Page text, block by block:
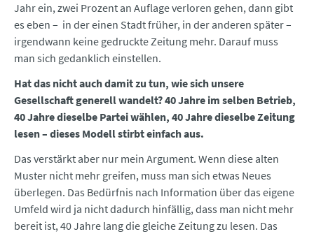
Jahr ein, zwei Prozent an Auflage verloren gehen, dann gibt
es eben – in der einen Stadt früher, in der anderen später –
irgendwann keine gedruckte Zeitung mehr. Darauf muss
man sich gedanklich einstellen.
Hat das nicht auch damit zu tun, wie sich unsere
Gesellschaft generell wandelt? 40 Jahre im selben Betrieb,
40 Jahre dieselbe Partei wählen, 40 Jahre dieselbe Zeitung
lesen – dieses Modell stirbt einfach aus.
Das verstärkt aber nur mein Argument. Wenn diese alten
Muster nicht mehr greifen, muss man sich etwas Neues
überlegen. Das Bedürfnis nach Information über das eigene
Umfeld wird ja nicht dadurch hinfällig, dass man nicht mehr
bereit ist, 40 Jahre lang die gleiche Zeitung zu lesen. Das